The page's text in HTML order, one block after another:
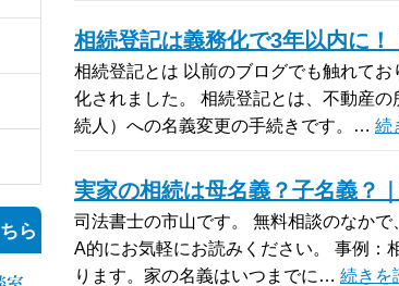
相続登記は義務化で3年以内に
相続登記とは 以前のブログでも触れて
化されました。 相続登記とは、不動産
続人）への名義変更の手続きです。… 続
実家の相続は母名義？子名義？
司法書士の市山です。 無料相談のなか
A的にお気軽にお読みください。 事例
ります。家の名義はいつまでに… 続きを
ら